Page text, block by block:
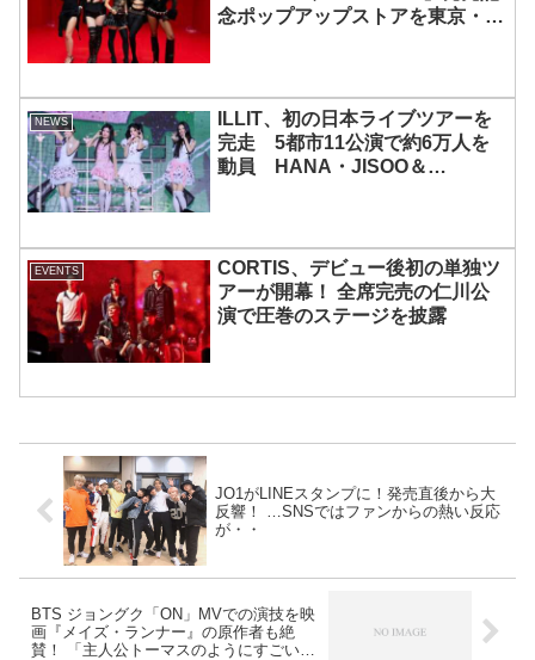
念ポップアップストアを東京・原
NEWS
ILLIT、初の日本ライブツアーを
完走 5都市11公演で約6万人を
動員 HANA・JISOO＆
EVENTS
CORTIS、デビュー後初の単独ツ
アーが開幕！ 全席完売の仁川公
演で圧巻のステージを披露
JO1がLINEスタンプに！発売直後から大
反響！ …SNSではファンからの熱い反応
が・・
BTS ジョングク「ON」MVでの演技を映
画『メイズ・ランナー』の原作者も絶
賛！ 「主人公トーマスのようにすごい」